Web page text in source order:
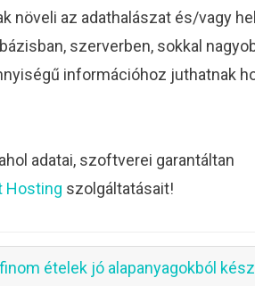
növeli az adathalászat és/vagy
szerverben, sokkal
információhoz juthatnak
adatai, szoftverei garantáltan
Hosting szolgáltatásait!
ételek jó alapanyagokból